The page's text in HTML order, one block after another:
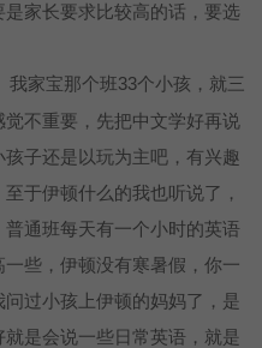
家长要求比较高的话，要选
我家宝那个班33个小孩，就三
不重要，先把中文学好再说
子还是以玩为主吧，有兴趣
于伊顿什么的我也听说了，
通班每天有一个小时的英语
些，伊顿没有寒暑假，你一
过小孩上伊顿的妈妈了，是
是会说一些日常英语，就是